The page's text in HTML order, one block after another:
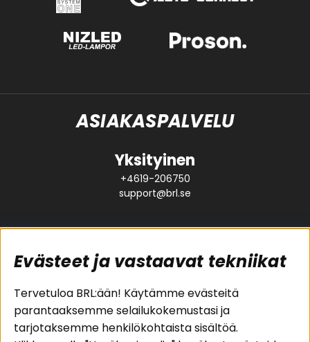
ASIAKASPALVELU
Yksityinen
+4619-206750
support@brl.se
Suositut sivut
Pakettiratkaisut
Autostereot
Asiakaspalvelu
Evästeet
Huolto- ja
Evästeet ja vastaavat tekniikat
Tervetuloa BRL:ään! Käytämme evästeitä
parantaaksemme selailukokemustasi ja
tarjotaksemme henkilökohtaista sisältöä.